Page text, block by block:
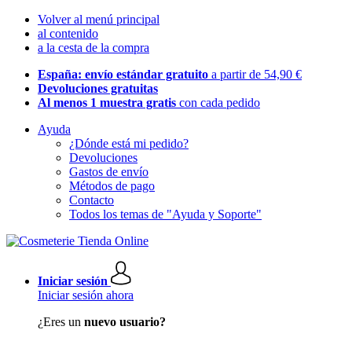
Volver al menú principal
al contenido
a la cesta de la compra
España: envío estándar gratuito a partir de 54,90 €
Devoluciones gratuitas
Al menos 1 muestra gratis con cada pedido
Ayuda
¿Dónde está mi pedido?
Devoluciones
Gastos de envío
Métodos de pago
Contacto
Todos los temas de "Ayuda y Soporte"
Iniciar sesión
Iniciar sesión ahora
¿Eres un nuevo usuario?